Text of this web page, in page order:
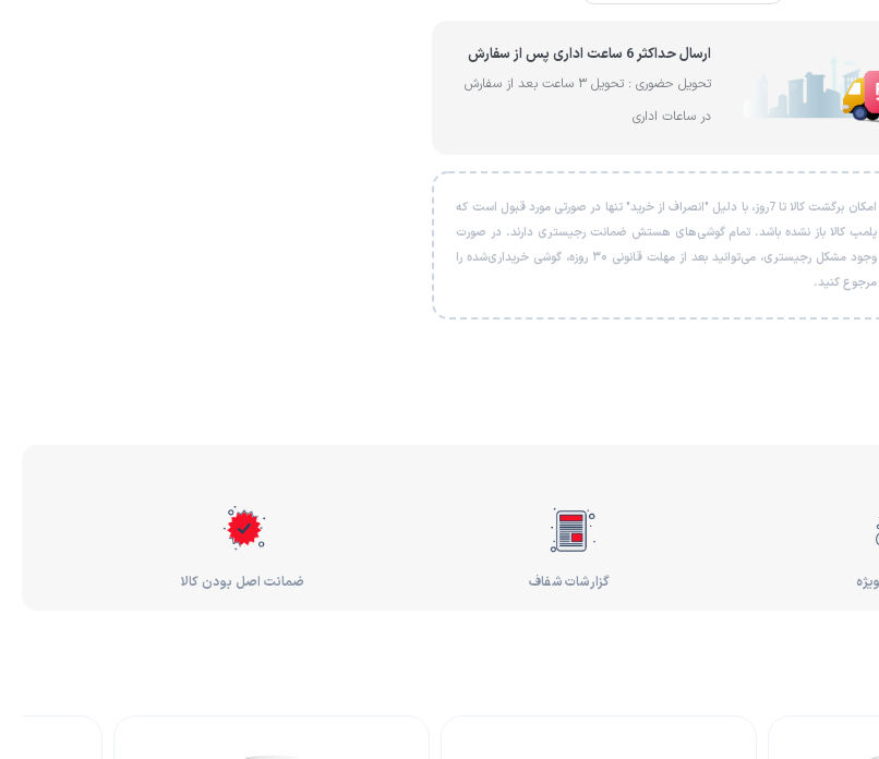
ارسال حداکثر 6 ساعت اداری پس از سفارش
تحویل حضوری : تحویل 3 ساعت بعد از سفارش
در ساعات اداری
امکان برگشت کالا تا 7روز، با دلیل "انصراف از خرید" تنها در صورتی مورد قبول است که
پلمب کالا باز نشده باشد. تمام گوشی‌های هستش ضمانت رجیستری دارند. در صورت
وجود مشکل رجیستری، می‌توانید بعد از مهلت قانونی ۳۰ روزه، گوشی خریداری‌شده را
مرجوع کنید.
گزارشات شفاف ضمانت اصل بودن کالا